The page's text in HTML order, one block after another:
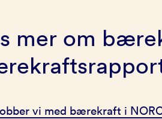
mer om
vi med bærekraft i